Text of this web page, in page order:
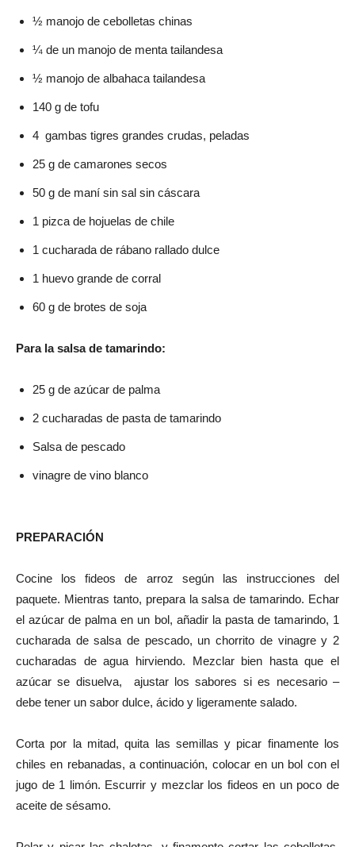
½ manojo de cebolletas chinas
¼ de un manojo de menta tailandesa
½ manojo de albahaca tailandesa
140 g de tofu
4 gambas tigres grandes crudas, peladas
25 g de camarones secos
50 g de maní sin sal sin cáscara
1 pizca de hojuelas de chile
1 cucharada de rábano rallado dulce
1 huevo grande de corral
60 g de brotes de soja
Para la salsa de tamarindo:
25 g de azúcar de palma
2 cucharadas de pasta de tamarindo
Salsa de pescado
vinagre de vino blanco
PREPARACIÓN
Cocine los fideos de arroz según las instrucciones del
paquete. Mientras tanto, prepara la salsa de tamarindo. Echar
el azúcar de palma en un bol, añadir la pasta de tamarindo, 1
cucharada de salsa de pescado, un chorrito de vinagre y 2
cucharadas de agua hirviendo. Mezclar bien hasta que el
azúcar se disuelva, ajustar los sabores si es necesario –
debe tener un sabor dulce, ácido y ligeramente salado.
Corta por la mitad, quita las semillas y picar finamente los
chiles en rebanadas, a continuación, colocar en un bol con el
jugo de 1 limón. Escurrir y mezclar los fideos en un poco de
aceite de sésamo.